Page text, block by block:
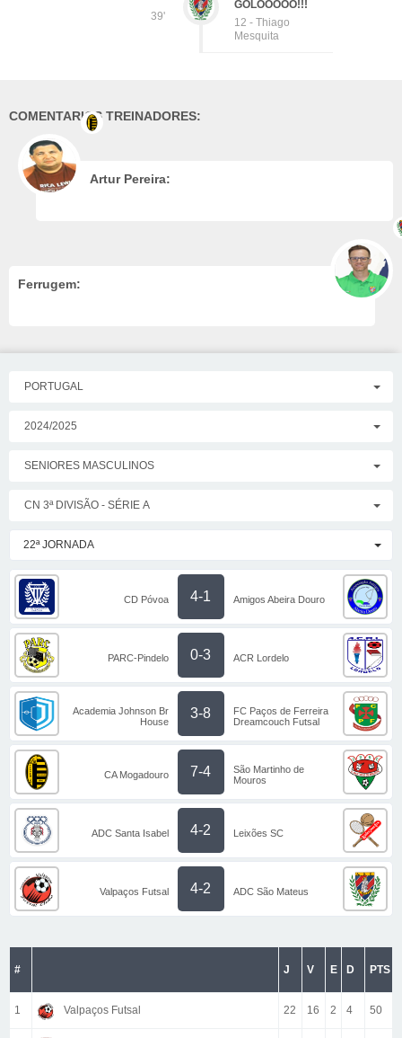
39'
GOLOOOOO!!!
12 - Thiago
Mesquita
COMENTARIOS TREINADORES:
Artur Pereira:
Ferrugem:
PORTUGAL
2024/2025
SENIORES MASCULINOS
CN 3ª DIVISÃO - SÉRIE A
22ª JORNADA
CD Póvoa 4-1 Amigos Abeira Douro
PARC-Pindelo 0-3 ACR Lordelo
Academia Johnson Br
House
3-8
FC Paços de Ferreira
Dreamcouch Futsal
CA Mogadouro 7-4
São Martinho de
Mouros
ADC Santa Isabel 4-2 Leixões SC
Valpaços Futsal 4-2 ADC São Mateus
# J V E D PTS
1 Valpaços Futsal 22 16 2 4 50